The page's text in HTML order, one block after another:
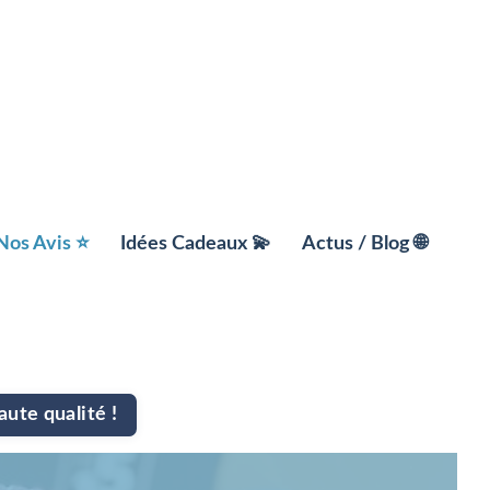
Avis ⭐️ Idées Cadeaux 💫 Actus / Blog 🌐
qualité !